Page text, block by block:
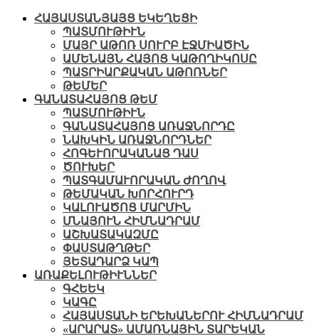
ՀԱՅԱՍՏԱՆՅԱՅՑ ԵԿԵՂԵՑԻ
ՊԱՏՄՈՒԹԻՒՆ
ՄԱՅՐ ԱԹՈՌ ՍՈՒՐԲ ԷՋՄԻԱԾԻՆ
ԱՄԵՆԱՅՆ ՀԱՅՈՑ ԿԱԹՈՂԻԿՈՍԸ
ՊԱՏՐԻԱՐՔԱԿԱՆ ԱԹՈՌՆԵՐ
ԹԵՄԵՐ
ԳԱՆԱՏԱՀԱՅՈՑ ԹԵՄ
ՊԱՏՄՈՒԹԻՒՆ
ԳԱՆԱՏԱՀԱՅՈՑ ԱՌԱՋՆՈՐԴԸ
ՆԱԽԿԻՆ ԱՌԱՋՆՈՐԴՆԵՐ
ՀՈԳԵՒՈՐԱԿԱՆԱՑ ԴԱՍ
ԾՈՒԽԵՐ
ՊԱՏԳԱՄԱՒՈՐԱԿԱՆ ԺՈՂՈՎ
ԹԵՄԱԿԱՆ ԽՈՐՀՈՒՐԴ
ԿԱԼՈՒԱԾՈՑ ՄԱՐՄԻՆ
ՄՆԱՅՈՒՆ ՀԻՄՆԱԴՐԱՄ
ԱՇԽԱՏԱԿԱԶՄԸ
ՓԱՍՏԱԹՂԹԵՐ
ՅԵՏԱԴԱՐՁ ԿԱՊ
ԱՌԱՔԵԼՈՒԹԻՒՆՆԵՐ
ԳՀԵԵԿ
ԿԱԳԸ
ՀԱՅԱՍՏԱՆԻ ԵՐԵԽԱՆԵՐՈՒ ՀԻՄՆԱԴՐԱՄ
«ԱՐԱՐԱՏ» ԱՄԱՌՆԱՅԻՆ ՏԱՐԵԿԱՆ